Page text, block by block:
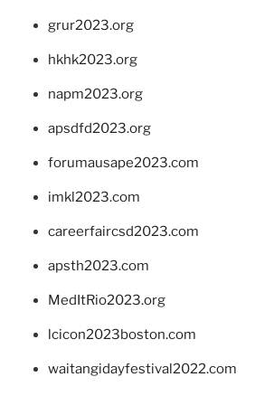
grur2023.org
hkhk2023.org
napm2023.org
apsdfd2023.org
forumausape2023.com
imkl2023.com
careerfaircsd2023.com
apsth2023.com
MedItRio2023.org
lcicon2023boston.com
waitangidayfestival2022.com